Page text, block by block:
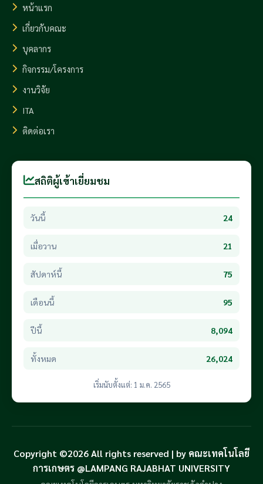
หน้าแรก
เกี่ยวกับคณะ
บุคลากร
กิจกรรม/โครงการ
งานวิจัย
ITA
ติดต่อเรา
สถิติผู้เข้าเยี่ยมชม
วันนี้ 24
เมื่อวาน 21
สัปดาห์นี้ 75
เดือนนี้ 95
ปีนี้ 8,094
ทั้งหมด 26,024
เริ่มนับตั้งแต่: 1 ม.ค. 2565
Copyright ©2026 All rights reserved | by คณะเทคโนโลยี
การเกษตร @LAMPANG RAJABHAT UNIVERSITY